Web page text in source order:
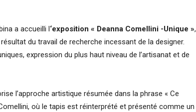
a accueilli l‘exposition « Deanna Comellini -Unique »,
du travail de recherche incessant de la designer.
expression du plus haut niveau de l’artisanat et de
l’approche artistique résumée dans la phrase « Ce
où le tapis est réinterprété et présenté comme un